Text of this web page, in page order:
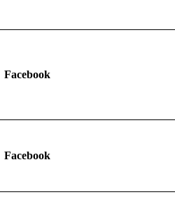
Facebook
Facebook